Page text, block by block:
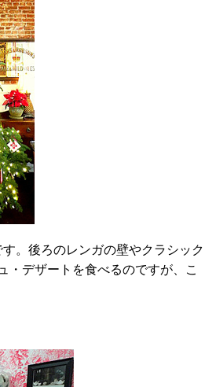
。後ろのレンガの壁やクラシック
デザートを食べるのですが、こ